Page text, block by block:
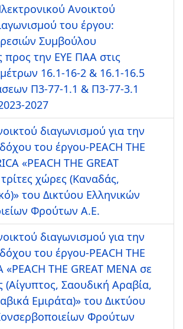
Ανοικτού
του έργου:
Συμβούλου
προς την ΕΥΕ ΠΑΑ στις
16.1-16-2 & 16.1-16.5
Π3-77-1.1 & Π3-77-3.1
2027
διαγωνισμού για την
του έργου-PEACH THE
«PEACH THE GREAT
χώρες (Καναδάς,
του Δικτύου Ελληνικών
Φρούτων Α.Ε.
διαγωνισμού για την
του έργου-PEACH THE
«PEACH THE GREAT MENA σε
(Αίγυπτος, Σαουδική Αραβία,
Εμιράτα)» του Δικτύου
Φρούτων